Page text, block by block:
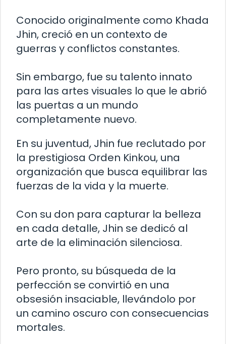
Conocido originalmente como Khada
Jhin, creció en un contexto de
guerras y conflictos constantes.
Sin embargo, fue su talento innato
para las artes visuales lo que le abrió
las puertas a un mundo
completamente nuevo.
En su juventud, Jhin fue reclutado por
la prestigiosa Orden Kinkou, una
organización que busca equilibrar las
fuerzas de la vida y la muerte.
Con su don para capturar la belleza
en cada detalle, Jhin se dedicó al
arte de la eliminación silenciosa.
Pero pronto, su búsqueda de la
perfección se convirtió en una
obsesión insaciable, llevándolo por
un camino oscuro con consecuencias
mortales.